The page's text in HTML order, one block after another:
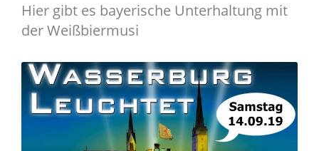
Hier gibt es bayerische Unterhaltung mit
der Weißbiermusi